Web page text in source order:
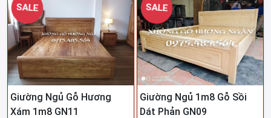
SALE
Giường Ngủ Gỗ Hương
Xám 1m8 GN11
SALE
Giường Ngủ 1m8 Gỗ Sồi
Dát Phản GN09